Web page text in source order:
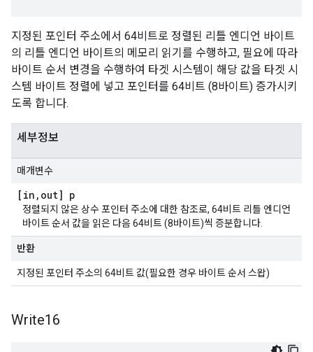
지정된 포인터 주소에서 64비트로 정렬된 리틀 엔디언 바이트
의 리틀 엔디언 바이트의 메모리 읽기를 수행하고, 필요에 따라
바이트 순서 변경을 수행하여 타겟 시스템이 해당 값을 타겟 시
스템 바이트 정렬에 넣고 포인터를 64비트 (8바이트) 증가시키
도록 합니다.
세부정보
매개변수
[in , out] p
정렬되지 않은 상수 포인터 주소에 대한 참조로, 64비트 리틀 엔디언
바이트 순서 값을 읽은 다음 64비트 (8바이트)씩 증분합니다.
반환
지정된 포인터 주소의 64비트 값(필요한 경우 바이트 순서 스왑)
Write16